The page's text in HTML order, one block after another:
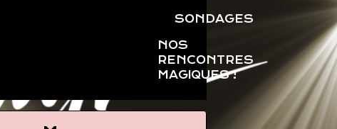
SONDAGES
NOS
RENCONTRES
MAGIQUES !